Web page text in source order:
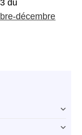
du
décembre